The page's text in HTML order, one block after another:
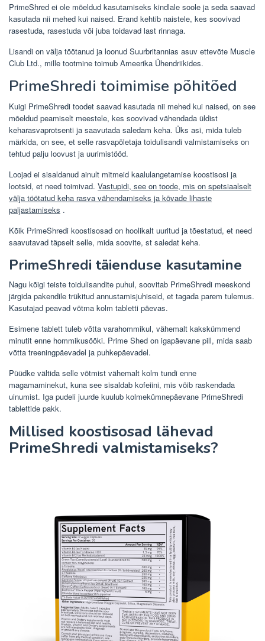
PrimeShred ei ole mõeldud kasutamiseks kindlale soole ja seda saavad
kasutada nii mehed kui naised. Erand kehtib naistele, kes soovivad
rasestuda, rasestuda või juba toidavad last rinnaga.
Lisandi on välja töötanud ja loonud Suurbritannias asuv ettevõte Muscle
Club Ltd., mille tootmine toimub Ameerika Ühendriikides.
PrimeShredi toimimise põhitõed
Kuigi PrimeShredi toodet saavad kasutada nii mehed kui naised, on see
mõeldud peamiselt meestele, kes soovivad vähendada üldist
keharasvaprotsenti ja saavutada saledam keha. Üks asi, mida tuleb
märkida, on see, et selle rasvapõletaja toidulisandi valmistamiseks on
tehtud palju loovust ja uurimistööd.
Loojad ei sisaldanud ainult mitmeid kaalulangetamise koostisosi ja
lootsid, et need toimivad. Vastupidi, see on toode, mis on spetsiaalselt
välja töötatud keha rasva vähendamiseks ja kõvade lihaste
paljastamiseks .
Kõik PrimeShredi koostisosad on hoolikalt uuritud ja tõestatud, et need
saavutavad täpselt selle, mida soovite, st saledat keha.
PrimeShredi täienduse kasutamine
Nagu kõigi teiste toidulisandite puhul, soovitab PrimeShredi meeskond
järgida pakendile trükitud annustamisjuhiseid, et tagada parem tulemus.
Kasutajad peavad võtma kolm tabletti päevas.
Esimene tablett tuleb võtta varahommikul, vähemalt kakskümmend
minutit enne hommikusööki. Prime Shed on igapäevane pill, mida saab
võtta treeningpäevadel ja puhkepäevadel.
Püüdke vältida selle võtmist vähemalt kolm tundi enne
magamaminekut, kuna see sisaldab kofeiini, mis võib raskendada
uinumist. Iga pudeli juurde kuulub kolmekümnepäevane PrimeShredi
tablettide pakk.
Millised koostisosad lähevad
PrimeShredi valmistamiseks?